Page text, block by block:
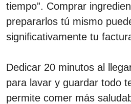
tiempo”. Comprar
prepararlos tú mismo
significativamente tu
Dedicar 20 minutos al
para lavar y guardar todo
permite comer más